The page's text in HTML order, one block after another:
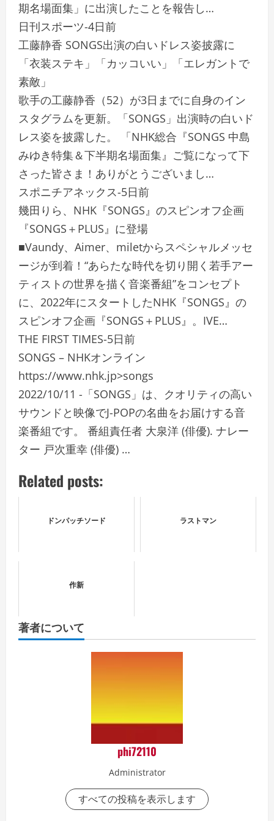
期名場面集」に出演したことを報告し…
日刊スポーツ-4日前
工藤静香 SONGS出演の白いドレス姿披露に
「衣装ステキ」「カッコいい」「エレガントで
素敵」
歌手の工藤静香（52）が3日までに自身のイン
スタグラムを更新。「SONGS」出演時の白いド
レス姿を披露した。 「NHK総合『SONGS 中島
みゆき特集＆下半期名場面集』ご覧になって下
さった皆さま！ありがとうございまし…
スポニチアネックス-5日前
幾田りら、NHK『SONGS』のスピンオフ企画
『SONGS＋PLUS』に登場
■Vaundy、Aimer、miletからスペシャルメッセ
ージが到着！“あらたな時代を切り開く若手アー
ティストの世界を描く音楽番組”をコンセプト
に、2022年にスタートしたNHK『SONGS』の
スピンオフ企画『SONGS＋PLUS』。IVE…
THE FIRST TIMES-5日前
SONGS – NHKオンライン
https://www.nhk.jp>songs
2022/10/11 -「SONGS」は、クオリティの高い
サウンドと映像でJ-POPの名曲をお届けする音
楽番組です。 番組責任者 大泉洋 (俳優). ナレー
ター 戸次重幸 (俳優) …
Related posts:
ドンパッチソード ラストマン
作新
著者について
phi72110
Administrator
すべての投稿を表示します